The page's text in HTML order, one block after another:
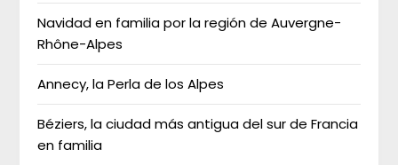
Navidad en familia por la región de Auvergne-
Rhône-Alpes
Annecy, la Perla de los Alpes
Béziers, la ciudad más antigua del sur de Francia
en familia